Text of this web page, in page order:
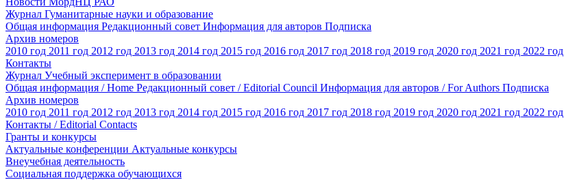
Журнал Гуманитарные науки и образование
Общая информация Редакционный совет Информация для авторов Подписка
Архив номеров
2010 год 2011 год 2012 год 2013 год 2014 год 2015 год 2016 год 2017 год 2018 год 2019 год 2020 год 2021 год 2022 год
Контакты
Журнал Учебный эксперимент в образовании
Общая информация / Home Редакционный совет / Editorial Council Информация для авторов / For Authors Подписка
Архив номеров
2010 год 2011 год 2012 год 2013 год 2014 год 2015 год 2016 год 2017 год 2018 год 2019 год 2020 год 2021 год 2022 год
Контакты / Editorial Contacts
Гранты и конкурсы
Актуальные конференции Актуальные конкурсы
Внеучебная деятельность
Социальная поддержка обучающихся